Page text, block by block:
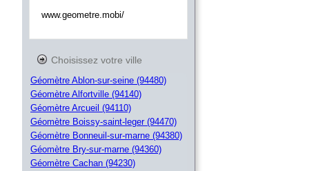
www.geometre.mobi/
Choisissez votre ville
Géomètre Ablon-sur-seine (94480)
Géomètre Alfortville (94140)
Géomètre Arcueil (94110)
Géomètre Boissy-saint-leger (94470)
Géomètre Bonneuil-sur-marne (94380)
Géomètre Bry-sur-marne (94360)
Géomètre Cachan (94230)